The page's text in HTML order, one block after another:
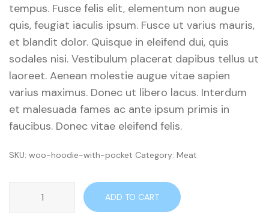
tempus. Fusce felis elit, elementum non augue
quis, feugiat iaculis ipsum. Fusce ut varius mauris,
et blandit dolor. Quisque in eleifend dui, quis
sodales nisi. Vestibulum placerat dapibus tellus ut
laoreet. Aenean molestie augue vitae sapien
varius maximus. Donec ut libero lacus. Interdum
et malesuada fames ac ante ipsum primis in
faucibus. Donec vitae eleifend felis.
SKU: woo-hoodie-with-pocket Category: Meat
ADD TO CART